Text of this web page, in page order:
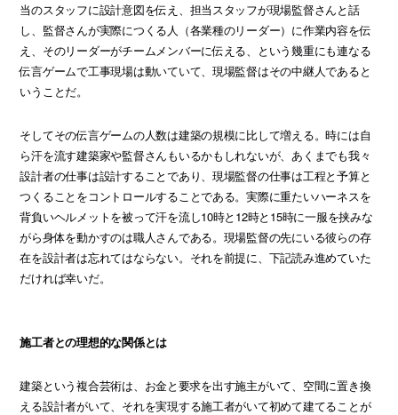
当のスタッフに設計意図を伝え、担当スタッフが現場監督さんと話
し、監督さんが実際につくる人（各業種のリーダー）に作業内容を伝
え、そのリーダーがチームメンバーに伝える、という幾重にも連なる
伝言ゲームで工事現場は動いていて、現場監督はその中継人であると
いうことだ。
そしてその伝言ゲームの人数は建築の規模に比して増える。時には自
ら汗を流す建築家や監督さんもいるかもしれないが、あくまでも我々
設計者の仕事は設計することであり、現場監督の仕事は工程と予算と
つくることをコントロールすることである。実際に重たいハーネスを
背負いヘルメットを被って汗を流し10時と12時と15時に一服を挟みな
がら身体を動かすのは職人さんである。現場監督の先にいる彼らの存
在を設計者は忘れてはならない。それを前提に、下記読み進めていた
だければ幸いだ。
施工者との理想的な関係とは
建築という複合芸術は、お金と要求を出す施主がいて、空間に置き換
える設計者がいて、それを実現する施工者がいて初めて建てることが